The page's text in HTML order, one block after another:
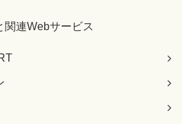
関連Webサービス